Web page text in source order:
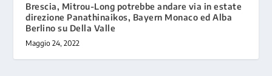
Brescia, Mitrou-Long potrebbe andare via in estate
direzione Panathinaikos, Bayern Monaco ed Alba
Berlino su Della Valle
Maggio 24, 2022